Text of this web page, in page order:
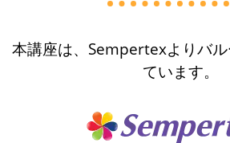
本講座は、Sempertexよりバ
ています。